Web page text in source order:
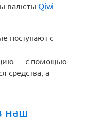
валюты Qiwi
поступают с
— с помощью
средства, а
наш